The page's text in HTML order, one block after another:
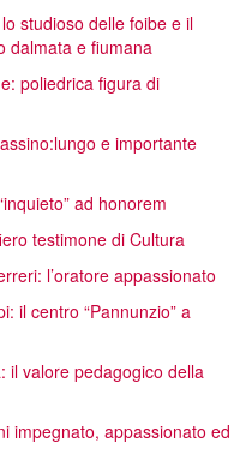
studioso delle foibe e il
dalmata e fiumana
poliedrica figura di
e importante
ad honorem
testimone di Cultura
l’oratore appassionato
il centro “Pannunzio” a
il valore pedagogico della
impegnato, appassionato ed